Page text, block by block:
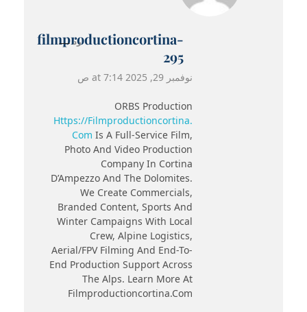
filmproductioncortina-
295
نوفمبر 29, 2025 at 7:14 ص
ORBS Production
Https://filmproductioncortina.
Com Is A Full-Service Film,
Photo And Video Production
Company In Cortina
D’Ampezzo And The Dolomites.
We Create Commercials,
Branded Content, Sports And
Winter Campaigns With Local
Crew, Alpine Logistics,
Aerial/FPV Filming And End-To-
End Production Support Across
The Alps. Learn More At
Filmproductioncortina.com
رد